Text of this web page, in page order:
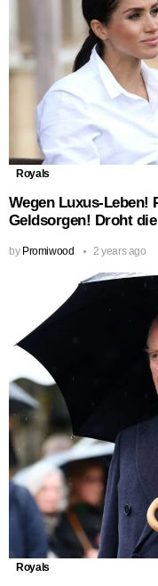
Royals
Wegen Luxus-Leben!
Geldsorgen! Droht
by Promiwood 2 years ago
Royals